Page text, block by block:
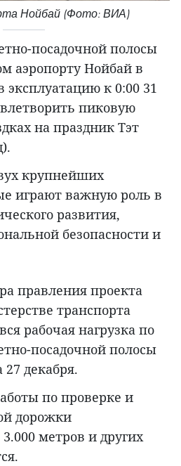
Нойбай (Фото: ВИА)
посадочной полосы
аэропорту Нойбай в
эксплуатацию к 0:00 31
пиковую
на праздник Тэт
крупнейших
играют важную роль в
развития,
безопасности и
правления проекта
транспорта
рабочая нагрузка по
посадочной полосы
декабря.
по проверке и
дорожки
метров и других